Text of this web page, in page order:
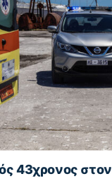
43χρονος στον